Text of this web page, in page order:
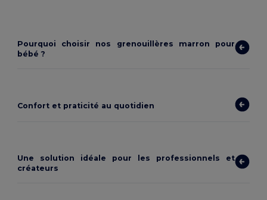
Pourquoi choisir nos grenouillères marron pour
bébé ?
Confort et praticité au quotidien
Une solution idéale pour les professionnels et
créateurs